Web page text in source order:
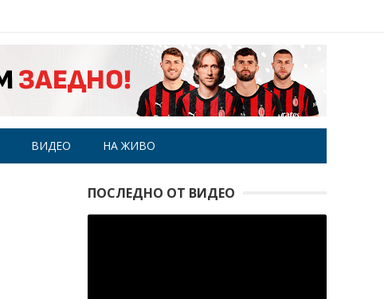
ВИДЕО НА ЖИВО
ПОСЛЕДНО ОТ ВИДЕО